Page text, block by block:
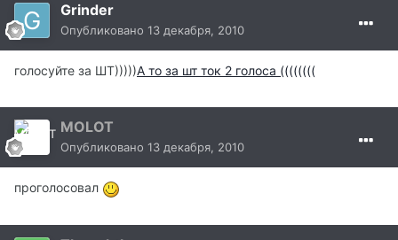
Grinder
Опубликовано 13 декабря, 2010
голосуйте за ШТ)))))А то за шт ток 2 голоса ((((((((
MOLOT
Опубликовано 13 декабря, 2010
проголосовал